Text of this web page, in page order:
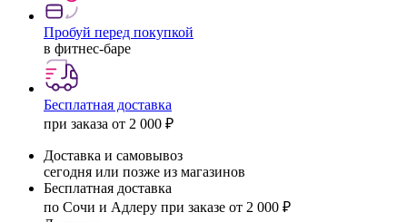
Пробуй перед покупкой
в фитнес-баре
Бесплатная доставка
при заказа от 2 000 ₽
Доставка и самовывоз
сегодня или позже из магазинов
Бесплатная доставка
по Сочи и Адлеру при заказе от 2 000 ₽